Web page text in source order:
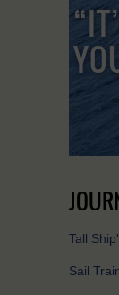
Tall
Sail